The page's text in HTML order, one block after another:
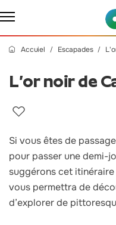
Accuiel Escapades
L’or noir de
Si vous êtes de
pour passer une demi-
suggérons cet
vous permettra de
d’explorer de